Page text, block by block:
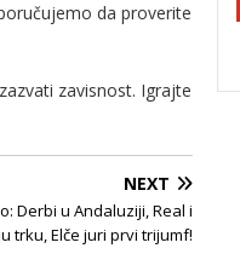
da proverite
zavisnost. Igrajte
NEXT
Derbi u Andaluziji, Real i
trku, Elče juri prvi trijumf!